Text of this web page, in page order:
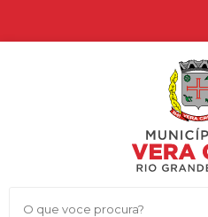
O que voce procura?